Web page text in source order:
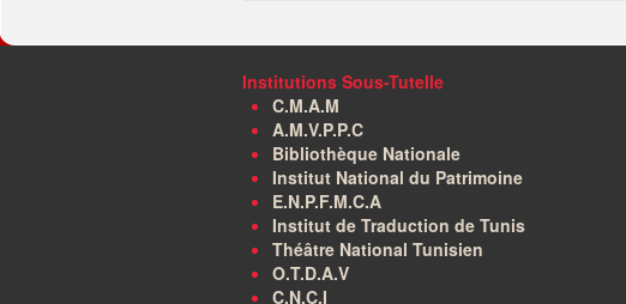
Institutions Sous-Tutelle
C.M.A.M
A.M.V.P.P.C
Bibliothèque Nationale
Institut National du Patrimoine
E.N.P.F.M.C.A
Institut de Traduction de Tunis
Théâtre National Tunisien
O.T.D.A.V
C.N.C.I